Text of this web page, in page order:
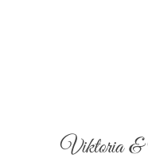
Viktoria